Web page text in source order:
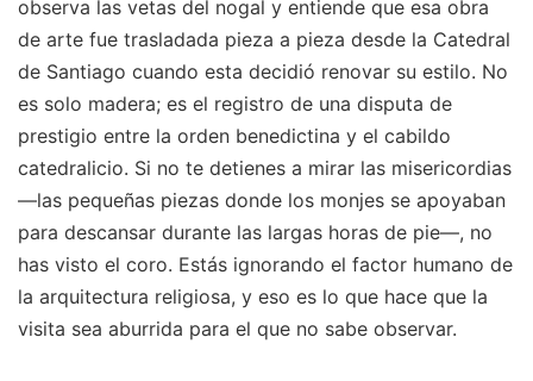
observa las vetas del nogal y entiende que esa obra
de arte fue trasladada pieza a pieza desde la Catedral
de Santiago cuando esta decidió renovar su estilo. No
es solo madera; es el registro de una disputa de
prestigio entre la orden benedictina y el cabildo
catedralicio. Si no te detienes a mirar las misericordias
—las pequeñas piezas donde los monjes se apoyaban
para descansar durante las largas horas de pie—, no
has visto el coro. Estás ignorando el factor humano de
la arquitectura religiosa, y eso es lo que hace que la
visita sea aburrida para el que no sabe observar.